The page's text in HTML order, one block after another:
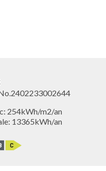
254kWh/m2/an
13365kWh/an